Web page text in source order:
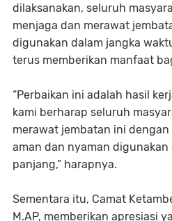
dilaksanakan, seluruh
menjaga dan merawat
digunakan dalam jangka
terus memberikan manfaat
“Perbaikan ini adalah hasil
kami berharap seluruh
merawat jembatan ini
aman dan nyaman
panjang,” harapnya.
Sementara itu, Camat
M.AP, memberikan apresiasi